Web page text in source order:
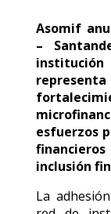
Asomif
–
esfuerzos
inclusión
La